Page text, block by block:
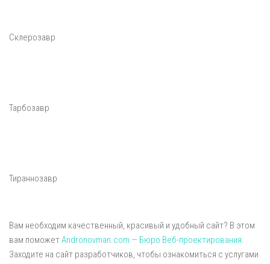
Склерозавр
Тарбозавр
Тираннозавр
Вам необходим качественный, красивый и удобный сайт? В этом
вам поможетAndronovman.com — Бюро Веб-проектирования.
Заходите на сайт разработчиков, чтобы ознакомиться с услугами